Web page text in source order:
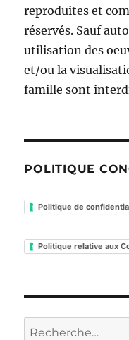
reproduites et
réservés. Sauf
utilisation des
et/ou la
famille sont
POLITIQUE
Politique de
Politique relative aux
Recherche